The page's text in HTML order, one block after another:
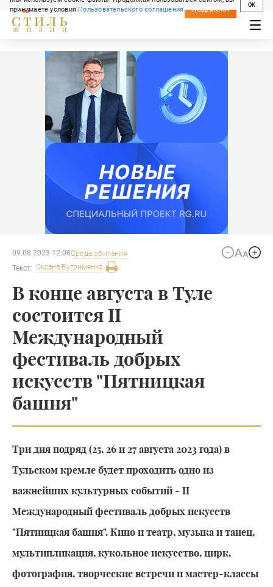
принимаете условияПользовательского соглашения
OK
СВЕЖИЙ НОМЕР
ПОДПИСКА
09.08.2023 12:08Среда обитания
Текст: Оксана Бугрименко
В конце августа в Туле
состоится II
Международный
фестиваль добрых
искусств "Пятницкая
башня"
Три дня подряд (25, 26 и 27 августа 2023 года) в
Тульском кремле будет проходить одно из
важнейших культурных событий - II
Международный фестиваль добрых искусств
"Пятницкая башня". Кино и театр, музыка и танец,
мультипликация, кукольное искусство, цирк,
фотография, творческие встречи и мастер-классы